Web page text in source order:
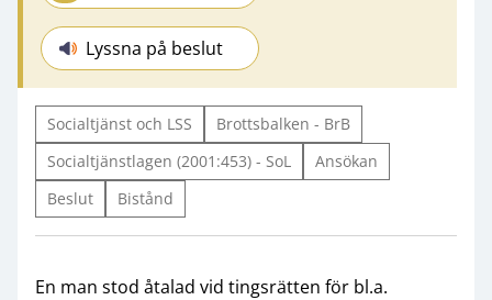
Lyssna på beslut
Socialtjänst och LSS
Brottsbalken - BrB
Socialtjänstlagen (2001:453) - SoL
Ansökan
Beslut
Bistånd
En man stod åtalad vid tingsrätten för bl.a.